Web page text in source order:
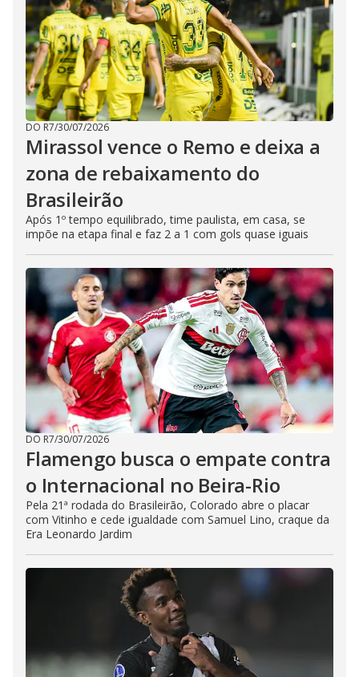
DO R7/30/07/2026
Mirassol vence o Remo e deixa a
zona de rebaixamento do
Brasileirão
Após 1º tempo equilibrado, time paulista, em casa, se
impõe na etapa final e faz 2 a 1 com gols quase iguais
DO R7/30/07/2026
Flamengo busca o empate contra
o Internacional no Beira-Rio
Pela 21ª rodada do Brasileirão, Colorado abre o placar
com Vitinho e cede igualdade com Samuel Lino, craque da
Era Leonardo Jardim